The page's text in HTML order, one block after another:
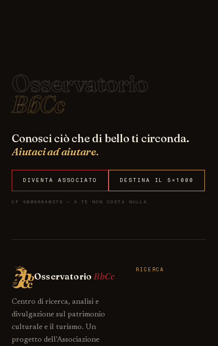
Osservatorio
BbCc
Conosci ciò che di bello ti circonda.
Aiutaci ad aiutare.
DIVENTA ASSOCIATO DESTINA IL 5×1000
CF 90098840276 — A TE NON COSTA NULLA
OsservatorioBbCc
Centro di ricerca, analisi e
divulgazione sul patrimonio
culturale e il turismo. Un
progetto dell'Associazione
RICERCA